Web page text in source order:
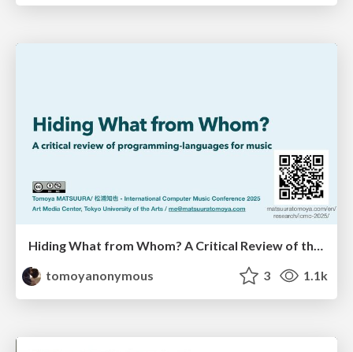
Hiding What from Whom? A Critical Review of the History of Programming languages for Music
tomoyanonymous
3 1.1k